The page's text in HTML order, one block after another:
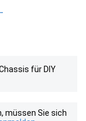
für DIY
müssen Sie sich